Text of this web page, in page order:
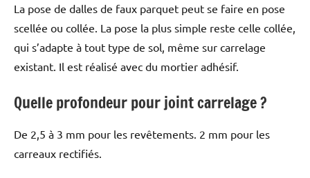
La pose de dalles de faux parquet peut se faire en pose
scellée ou collée. La pose la plus simple reste celle collée,
qui s’adapte à tout type de sol, même sur carrelage
existant. Il est réalisé avec du mortier adhésif.
Quelle profondeur pour joint carrelage ?
De 2,5 à 3 mm pour les revêtements. 2 mm pour les
carreaux rectifiés.